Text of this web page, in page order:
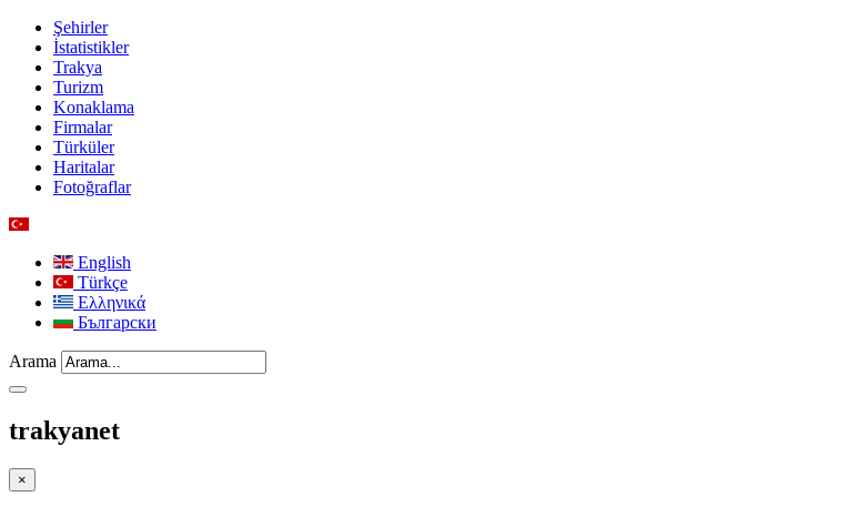
Şehirler
İstatistikler
Trakya
Turizm
Konaklama
Firmalar
Türküler
Haritalar
Fotoğraflar
English
Türkçe
Ελληνικά
Български
Arama
trakyanet
×